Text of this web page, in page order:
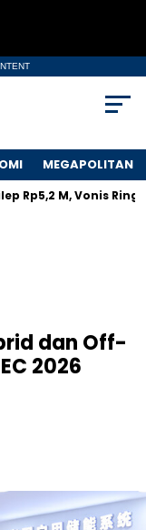
MEGAPOLITAN
M, Vonis Ringan
dan Off-
2026